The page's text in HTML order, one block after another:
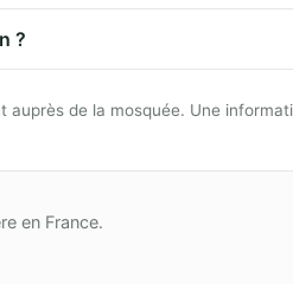
?
de la mosquée. Une
en France.